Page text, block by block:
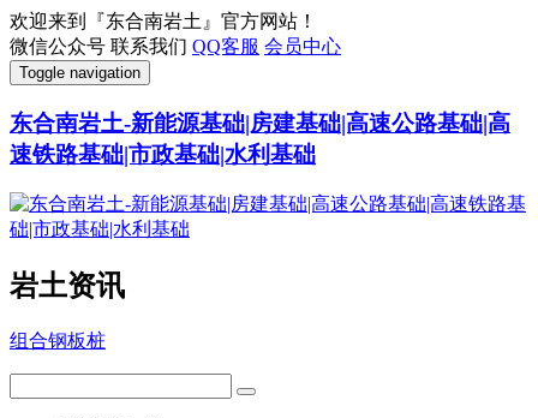
欢迎来到『东合南岩土』官方网站！
微信公众号 联系我们 QQ客服 会员中心
Toggle navigation
东合南岩土-新能源基础|房建基础|高速公路基础|高
速铁路基础|市政基础|水利基础
岩土资讯
组合钢板桩